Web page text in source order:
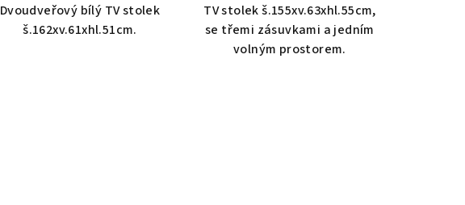
Dvoudveřový bílý TV stolek
š.162xv.61xhl.51cm.
TV stolek š.155xv.63xhl.55cm,
se třemi zásuvkami a jedním
volným prostorem.